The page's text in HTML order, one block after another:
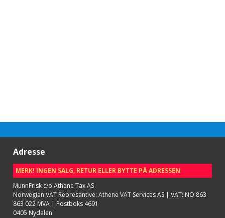
Adresse
MERK! INGEN SALG, RETUR ELLER BYTTE PÅ ADRESSEN
MunnFrisk c/o Athene Tax AS
Norwegian VAT Represantive: Athene VAT Services AS | VAT: NO 863
863 022 MVA | Postboks 4691
0405 Nydalen